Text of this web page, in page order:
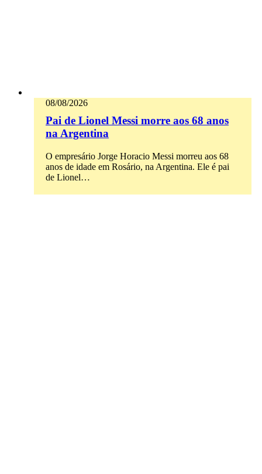
08/08/2026
Pai de Lionel Messi morre aos 68 anos
na Argentina
O empresário Jorge Horacio Messi morreu aos 68
anos de idade em Rosário, na Argentina. Ele é pai
de Lionel…